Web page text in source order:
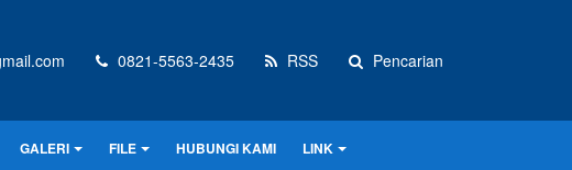
0821-5563-2435 RSS Pencarian
GALERI FILE HUBUNGI KAMI LINK